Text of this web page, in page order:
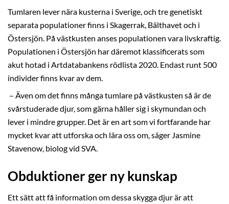
Tumlaren lever nära kusterna i Sverige, och tre genetiskt
separata populationer finns i Skagerrak, Bälthavet och i
Östersjön. På västkusten anses populationen vara livskraftig.
Populationen i Östersjön har däremot klassificerats som
akut hotad i Artdatabankens rödlista 2020. Endast runt 500
individer finns kvar av dem.
­ – Även om det finns många tumlare på västkusten så är de
svårstuderade djur, som gärna håller sig i skymundan och
lever i mindre grupper. Det är en art som vi fortfarande har
mycket kvar att utforska och lära oss om, säger Jasmine
Stavenow, biolog vid SVA.
Obduktioner ger ny kunskap
Ett sätt att få information om dessa skygga djur är att